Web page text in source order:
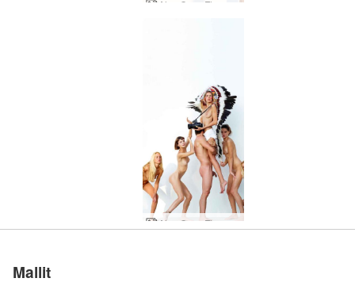
Alya Coxy Flora Thea Zaika -valokuvaus
Mallit